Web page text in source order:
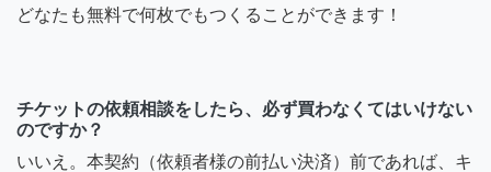
どなたも無料で何枚でもつくることができます！
チケットの依頼相談をしたら、必ず買わなくてはいけない
のですか？
いいえ。本契約（依頼者様の前払い決済）前であれば、キ